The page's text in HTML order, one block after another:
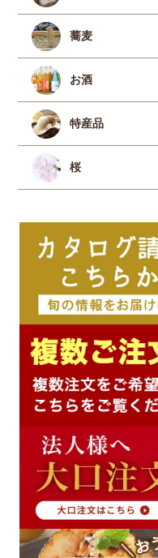
蕎麦
お酒
特産品
桜